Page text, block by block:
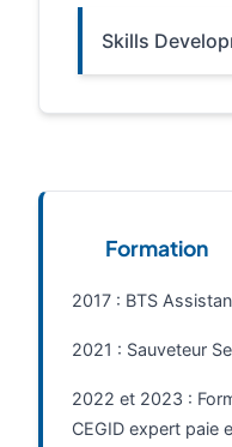
Skills
Formation
2017 : BTS
2021 : Sauveteur
2022 et 2023 :
CEGID expert paie